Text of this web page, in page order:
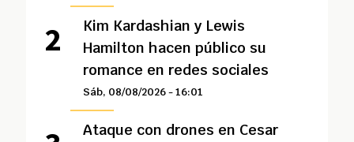
Kim Kardashian y Lewis
Hamilton hacen público su
romance en redes sociales
Sáb, 08/08/2026 - 16:01
Ataque con drones en Cesar